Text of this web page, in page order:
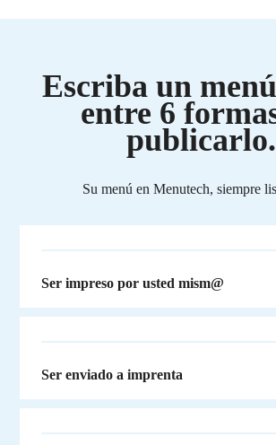
Escriba un
entre 6
publicarlo.
Su menú en Menutech, siempre
Ser impreso por usted mism@
Ser enviado a imprenta